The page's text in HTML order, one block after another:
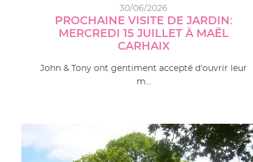
30/06/2026
PROCHAINE VISITE DE JARDIN:
MERCREDI 15 JUILLET À MAËL
CARHAIX
John & Tony ont gentiment accepté d’ouvrir leur
m…